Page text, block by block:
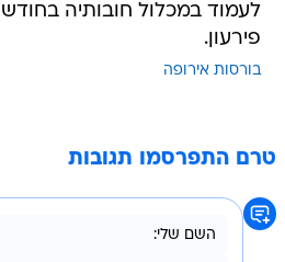
לעמוד במכלול חובותיה
פירעון.
בורסות אירופה
טרם התפרסמו תגובות